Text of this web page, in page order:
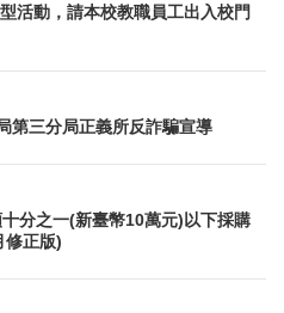
活動，請本校教職員工出入校門
第三分局正義所反詐騙宣導
分之一(新臺幣10萬元)以下採購
修正版)